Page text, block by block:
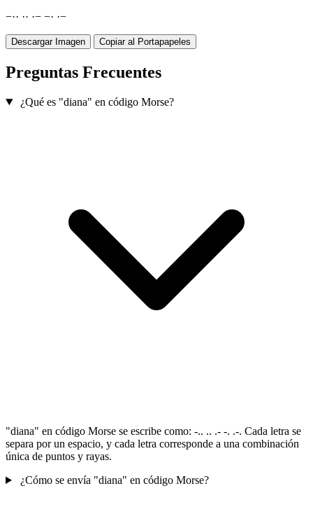
−·· ·· ·− −· ·−
Descargar Imagen Copiar al Portapapeles
Preguntas Frecuentes
¿Qué es "diana" en código Morse?
"diana" en código Morse se escribe como: -.. .. .- -. .-. Cada letra se
separa por un espacio, y cada letra corresponde a una combinación
única de puntos y rayas.
¿Cómo se envía "diana" en código Morse?